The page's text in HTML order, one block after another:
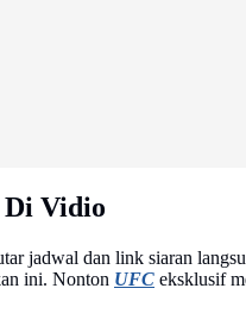
Di Vidio
jadwal dan link siaran
ini. Nonton UFC eksklusif